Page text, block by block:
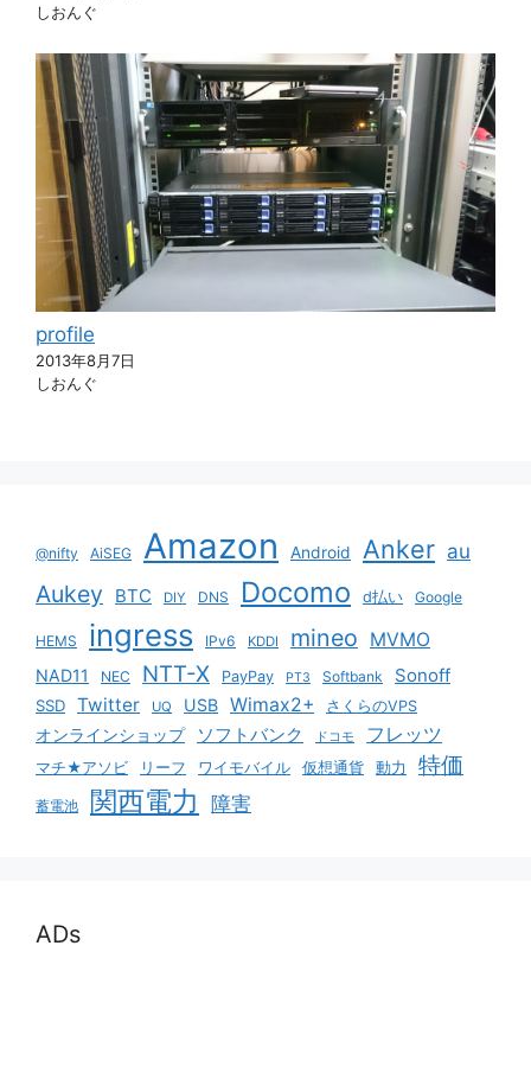
しおんぐ
profile
2013年8月7日
しおんぐ
@nifty AiSEG Amazon Android Anker au
Aukey BTC DIY DNS Docomo d払い Google
HEMS ingress IPv6 KDDI mineo MVMO
NAD11 NEC NTT-X PayPay PT3 Softbank Sonoff
SSD Twitter UQ USB Wimax2+ さくらのVPS
オンラインショップ ソフトバンク ドコモ フレッツ
マチ★アソビ リーフ ワイモバイル 仮想通貨 動力 特価
蓄電池 関西電力 障害
ADs